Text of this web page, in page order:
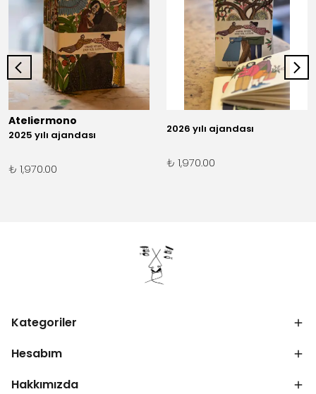
Ateliermono
2025 yılı ajandası
₺ 1,970.00
2026 yılı ajandası
₺ 1,970.00
Kategoriler
Hesabım
Hakkımızda